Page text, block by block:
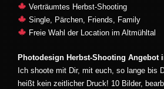
Verträumtes Herbst-Shooting
Single, Pärchen, Friends, Family
Freie Wahl der Location im Altmühltal
Photodesign Herbst-Shooting Angebot
Ich shoote mit Dir, mit euch, so lange bis
heißt kein zeitlicher Druck! 10 Bilder,